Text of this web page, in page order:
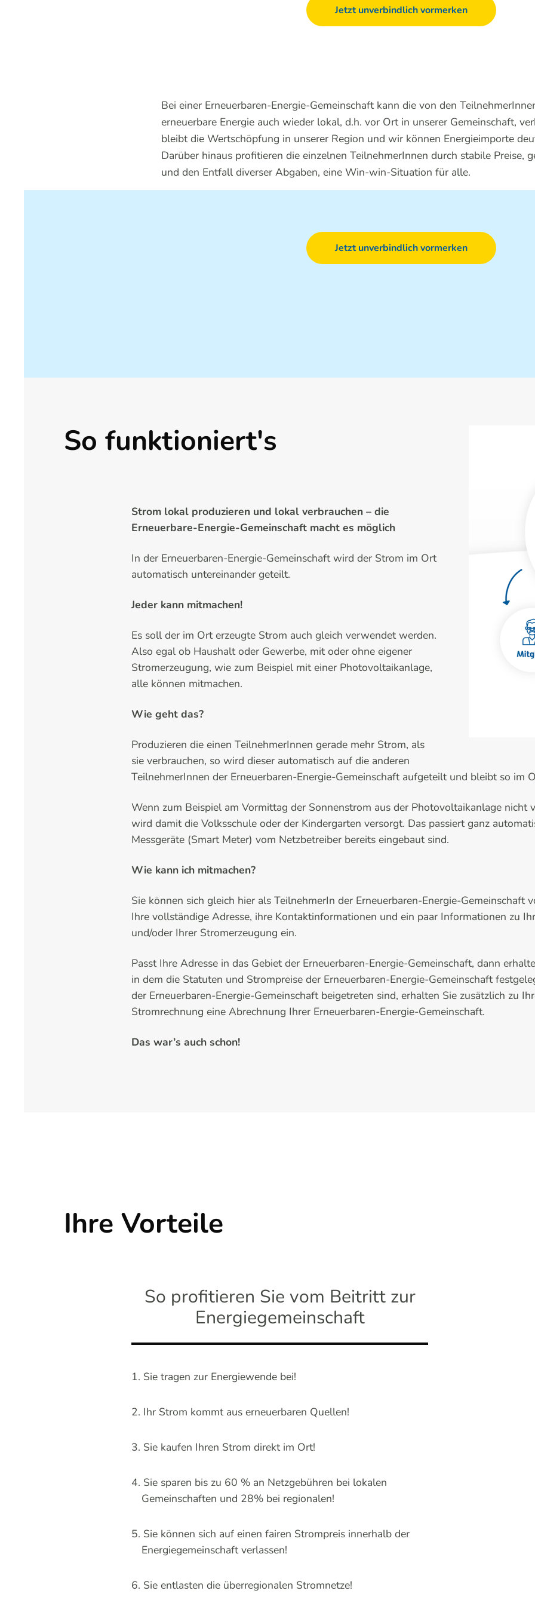
Jetzt unverbindlich vormerken
Bei einer Erneuerbaren-Energie-Gemeinschaft kann die von den
erneuerbare Energie auch wieder lokal, d.h. vor Ort in unserer Gemeinschaft,
bleibt die Wertschöpfung in unserer Region und wir können Energieimporte
Darüber hinaus profitieren die einzelnen TeilnehmerInnen durch stabile Preise,
und den Entfall diverser Abgaben, eine Win-win-Situation für alle.
Jetzt unverbindlich vormerken
So funktioniert's
Strom lokal produzieren und lokal verbrauchen – die
Erneuerbare-Energie-Gemeinschaft macht es möglich
In der Erneuerbaren-Energie-Gemeinschaft wird der Strom im Ort
automatisch untereinander geteilt.
Jeder kann mitmachen!
Es soll der im Ort erzeugte Strom auch gleich verwendet werden.
Also egal ob Haushalt oder Gewerbe, mit oder ohne eigener
Stromerzeugung, wie zum Beispiel mit einer Photovoltaikanlage,
alle können mitmachen.
Wie geht das?
Produzieren die einen TeilnehmerInnen gerade mehr Strom, als
sie verbrauchen, so wird dieser automatisch auf die anderen
TeilnehmerInnen der Erneuerbaren-Energie-Gemeinschaft aufgeteilt und bleibt so im
Wenn zum Beispiel am Vormittag der Sonnenstrom aus der Photovoltaikanlage nicht
wird damit die Volksschule oder der Kindergarten versorgt. Das passiert ganz
Messgeräte (Smart Meter) vom Netzbetreiber bereits eingebaut sind.
Wie kann ich mitmachen?
Sie können sich gleich hier als TeilnehmerIn der Erneuerbaren-Energie-Gemeinschaft
Ihre vollständige Adresse, ihre Kontaktinformationen und ein paar Informationen zu
und/oder Ihrer Stromerzeugung ein.
Passt Ihre Adresse in das Gebiet der Erneuerbaren-Energie-Gemeinschaft, dann
in dem die Statuten und Strompreise der Erneuerbaren-Energie-Gemeinschaft
der Erneuerbaren-Energie-Gemeinschaft beigetreten sind, erhalten Sie zusätzlich zu
Stromrechnung eine Abrechnung Ihrer Erneuerbaren-Energie-Gemeinschaft.
Das war’s auch schon!
Ihre Vorteile
So profitieren Sie vom Beitritt zur
Energiegemeinschaft
Sie tragen zur Energiewende bei!
Ihr Strom kommt aus erneuerbaren Quellen!
Sie kaufen Ihren Strom direkt im Ort!
Sie sparen bis zu 60 % an Netzgebühren bei lokalen
Gemeinschaften und 28% bei regionalen!
Sie können sich auf einen fairen Strompreis innerhalb der
Energiegemeinschaft verlassen!
Sie entlasten die überregionalen Stromnetze!